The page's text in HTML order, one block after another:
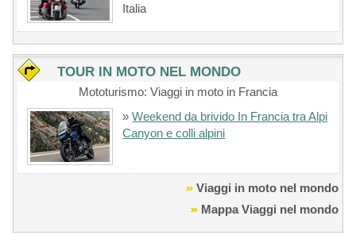
Italia
TOUR IN MOTO NEL MONDO
Mototurismo: Viaggi in moto in Francia
»Weekend da brivido In Francia tra Alpi
Canyon e colli alpini
Viaggi in moto nel mondo
Mappa Viaggi nel mondo